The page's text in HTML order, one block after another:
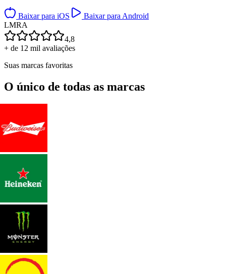
Baixar para iOS
Baixar para Android
LMRA
4,8
+ de 12 mil avaliações
Suas marcas favoritas
O único de todas as marcas